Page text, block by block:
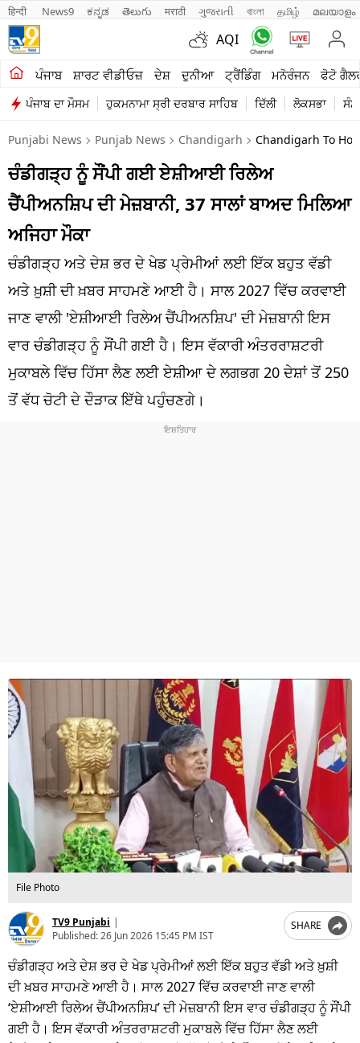
हिन्दी News9 ಕನ್ನಡ తెలుగు मराठी ગુજરાતી বাংলা தமிழ் മലയാളം
AQI
ਪੰਜਾਬ ਸ਼ਾਰਟ ਵੀਡੀਓਜ਼ ਦੇਸ਼ ਦੁਨੀਆ ਟ੍ਰੈਂਡਿੰਗ ਮਨੋਰੰਜਨ ਫੋਟੋ
ਪੰਜਾਬ ਦਾ ਮੌਸਮ ਹੁਕਮਨਾਮਾ ਸ੍ਰੀ ਦਰਬਾਰ ਸਾਹਿਬ ਦਿੱਲੀ ਲੋਕਸਭਾ
ਖੇਤੀਬਾੜੀ
ਸ਼ਾਰਟ ਵੀਡੀਓਜ਼
ਕਾਰੋਬਾਰ
ਕਰਿਅਰ
ਦੇਸ਼
ਲਾਈਫ ਸਟਾਈਲ
ਪੰਜਾਬ
ਧਰਮ
ਖੇਡਾਂ
Punjabi News Punjab News Chandigarh Chandigarh To
ਚੰਡੀਗੜ੍ਹ ਨੂੰ ਸੌਂਪੀ ਗਈ ਏਸ਼ੀਆਈ ਰਿਲੇਅ
ਚੈਂਪੀਅਨਸ਼ਿਪ ਦੀ ਮੇਜ਼ਬਾਨੀ, 37 ਸਾਲਾਂ ਬਾਅਦ ਮਿਲਿਆ
ਅਜਿਹਾ ਮੌਕਾ
ਚੰਡੀਗੜ੍ਹ ਅਤੇ ਦੇਸ਼ ਭਰ ਦੇ ਖੇਡ ਪ੍ਰੇਮੀਆਂ ਲਈ ਇੱਕ ਬਹੁਤ ਵੱਡੀ
ਅਤੇ ਖ਼ੁਸ਼ੀ ਦੀ ਖ਼ਬਰ ਸਾਹਮਣੇ ਆਈ ਹੈ। ਸਾਲ 2027 ਵਿੱਚ ਕਰਵਾਈ
ਜਾਣ ਵਾਲੀ 'ਏਸ਼ੀਆਈ ਰਿਲੇਅ ਚੈਂਪੀਅਨਸ਼ਿਪ' ਦੀ ਮੇਜ਼ਬਾਨੀ ਇਸ
ਵਾਰ ਚੰਡੀਗੜ੍ਹ ਨੂੰ ਸੌਂਪੀ ਗਈ ਹੈ। ਇਸ ਵੱਕਾਰੀ ਅੰਤਰਰਾਸ਼ਟਰੀ
ਮੁਕਾਬਲੇ ਵਿੱਚ ਹਿੱਸਾ ਲੈਣ ਲਈ ਏਸ਼ੀਆ ਦੇ ਲਗਭਗ 20 ਦੇਸ਼ਾਂ ਤੋਂ 250
ਤੋਂ ਵੱਧ ਚੋਟੀ ਦੇ ਦੌੜਾਕ ਇੱਥੇ ਪਹੁੰਚਣਗੇ।
File Photo
TV9 Punjabi |
Published:26 Jun 2026 15:45 PM IST
SHARE
ਚੰਡੀਗੜ੍ਹ ਅਤੇ ਦੇਸ਼ ਭਰ ਦੇ ਖੇਡ ਪ੍ਰੇਮੀਆਂ ਲਈ ਇੱਕ ਬਹੁਤ ਵੱਡੀ ਅਤੇ ਖ਼ੁਸ਼ੀ
ਦੀ ਖ਼ਬਰ ਸਾਹਮਣੇ ਆਈ ਹੈ। ਸਾਲ 2027 ਵਿੱਚ ਕਰਵਾਈ ਜਾਣ ਵਾਲੀ
‘ਏਸ਼ੀਆਈ ਰਿਲੇਅ ਚੈਂਪੀਅਨਸ਼ਿਪ’ ਦੀ ਮੇਜ਼ਬਾਨੀ ਇਸ ਵਾਰ ਚੰਡੀਗੜ੍ਹ ਨੂੰ ਸੌਂਪੀ
ਗਈ ਹੈ। ਇਸ ਵੱਕਾਰੀ ਅੰਤਰਰਾਸ਼ਟਰੀ ਮੁਕਾਬਲੇ ਵਿੱਚ ਹਿੱਸਾ ਲੈਣ ਲਈ